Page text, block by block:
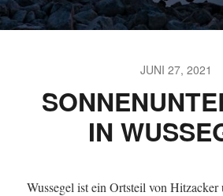
JUNI 27, 2021
IN
Wussegel ist ein Ortsteil von